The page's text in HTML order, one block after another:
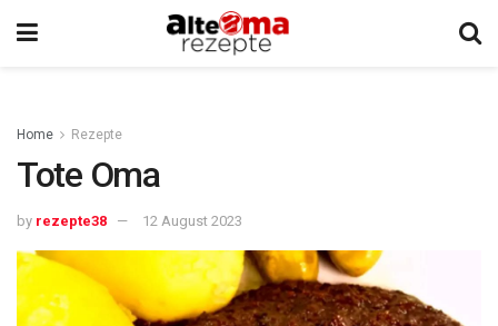
Home Rezepte
Tote Oma
by rezepte38 12 August 2023